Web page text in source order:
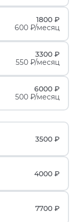
1800 ₽
600 ₽/месяц
3300 ₽
550 ₽/месяц
6000 ₽
500 ₽/месяц
3500 ₽
4000 ₽
7700 ₽